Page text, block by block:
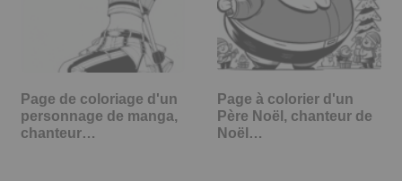
Page de coloriage d'un
personnage de manga,
chanteur…
Page à colorier d'un
Père Noël, chanteur de
Noël…